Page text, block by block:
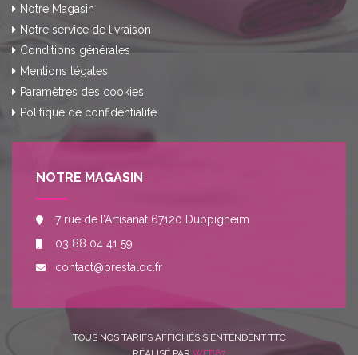
Notre Magasin
Notre service de livraison
Conditions générales
Mentions légales
Paramètres des cookies
Politique de confidentialité
NOTRE MAGASIN
7 rue de l’Artisanat 67120 Duppigheim
03 88 04 41 59
contact@prestaloc.fr
TOUS NOS TARIFS AFFICHÉS S'ENTENDENT TTC